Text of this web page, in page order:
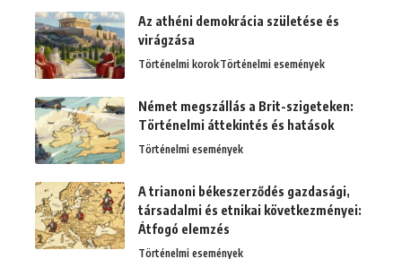
Az athéni demokrácia születése és
virágzása
Történelmi korokTörténelmi események
Német megszállás a Brit-szigeteken:
Történelmi áttekintés és hatások
Történelmi események
A trianoni békeszerződés gazdasági,
társadalmi és etnikai következményei:
Átfogó elemzés
Történelmi események